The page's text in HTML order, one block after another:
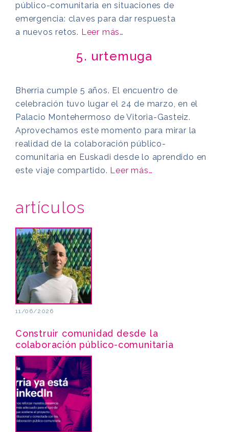
público-comunitaria en situaciones de
emergencia: claves para dar respuesta
a nuevos retos. Leer más…
5. urtemuga
Bherria cumple 5 años. El encuentro de
celebración tuvo lugar el 24 de marzo, en el
Palacio Montehermoso de Vitoria-Gasteiz.
Aprovechamos este momento para mirar la
realidad de la colaboración público-
comunitaria en Euskadi desde lo aprendido en
este viaje compartido. Leer más…
artículos
11/06/2026
Construir comunidad desde la
colaboración público-comunitaria